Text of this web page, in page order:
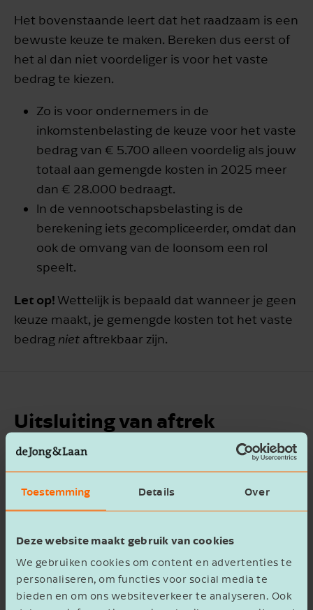
Toestemming Details Over
Deze website maakt gebruik van cookies
We gebruiken cookies om content en advertenties te
personaliseren, om functies voor social media te
bieden en om ons websiteverkeer te analyseren. Ook
Het bovenstaande leert dat het raadzaam is een
bewuste keuze te maken. Bereken dus eerst of
het al dan niet voordeliger is voor het vaste
bedrag te kiezen.
Zo is voor ondernemers in de
inkomstenbelasting de keuze voor het vaste
bedrag van € 5.700 alleen voordelig als jouw
totaal aan gemengde kosten in 2025 meer
dan € 28.000 bedraagt.
In de vennootschapsbelasting is de
berekening iets gecompliceerder, omdat dan
ook de omvang van de loonsom een rol
speelt.
Let op!Wettelijk is bepaald dat wanneer je geen
keuze maakt, je gemengde kosten tot het vaste
bedrag niet aftrekbaar zijn.
Uitsluiting van aftrek
Naast kosten die beperkt aftrekbaar zijn, geldt er
voor een aantal kostencategorieën volledige
uitsluiting van aftrek. Dit zijn bijvoorbeeld:
Steekpenningen
Vaartuigen voor representatieve doeleinden
Kleding (geen werkkleding)
Algemene literatuur voor eigen gebruik
STUUR MIJ DE
WHITEPAPER "ZO HAAL JE
HET MAXIMALE UIT DE
WKR"
Bedrijfsnaam